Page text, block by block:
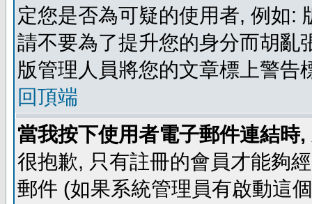
定您是否為可疑的使用者, 例如:
請不要為了提升您的身分而胡亂
版管理人員將您的文章標上警告
回頂端
當我按下使用者電子郵件連結時
很抱歉, 只有註冊的會員才能夠
郵件 (如果系統管理員有啟動這